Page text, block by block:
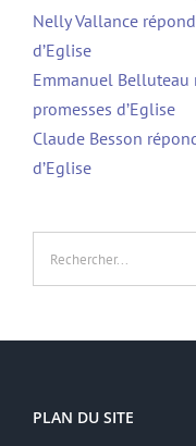
Nelly Vallance
d’Eglise
Emmanuel
promesses d’Eglise
Claude Besson
d’Eglise
PLAN DU SITE